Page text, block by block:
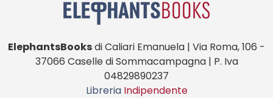
ElephantsBooksdi Caliari Emanuela | Via Roma, 106 -
37066 Caselle di Sommacampagna | P. Iva
04829890237
Libreria Indipendente